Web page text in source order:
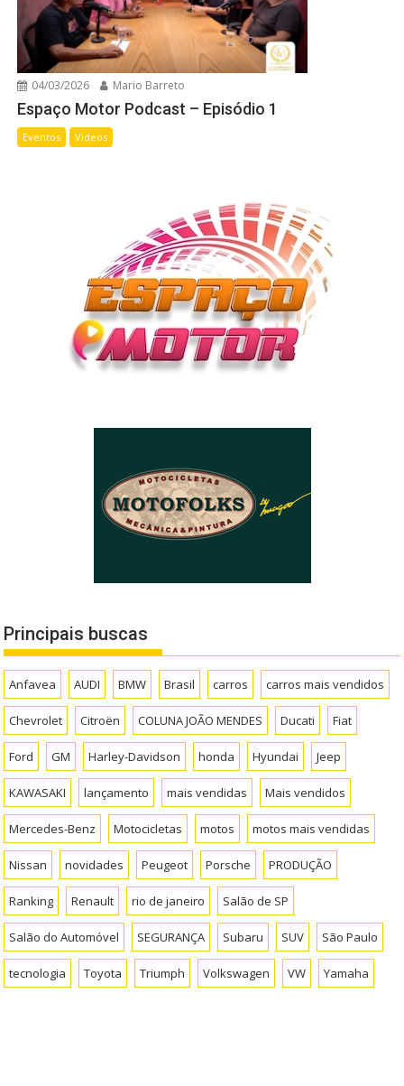
04/03/2026 Mario Barreto
Espaço Motor Podcast – Episódio 1
Eventos Videos
Principais buscas
Anfavea AUDI BMW Brasil carros carros mais vendidos
Chevrolet Citroën COLUNA JOÃO MENDES Ducati Fiat
Ford GM Harley-Davidson honda Hyundai Jeep
KAWASAKI lançamento mais vendidas Mais vendidos
Mercedes-Benz Motocicletas motos motos mais vendidas
Nissan novidades Peugeot Porsche PRODUÇÃO
Ranking Renault rio de janeiro Salão de SP
Salão do Automóvel SEGURANÇA Subaru SUV São Paulo
tecnologia Toyota Triumph Volkswagen VW Yamaha